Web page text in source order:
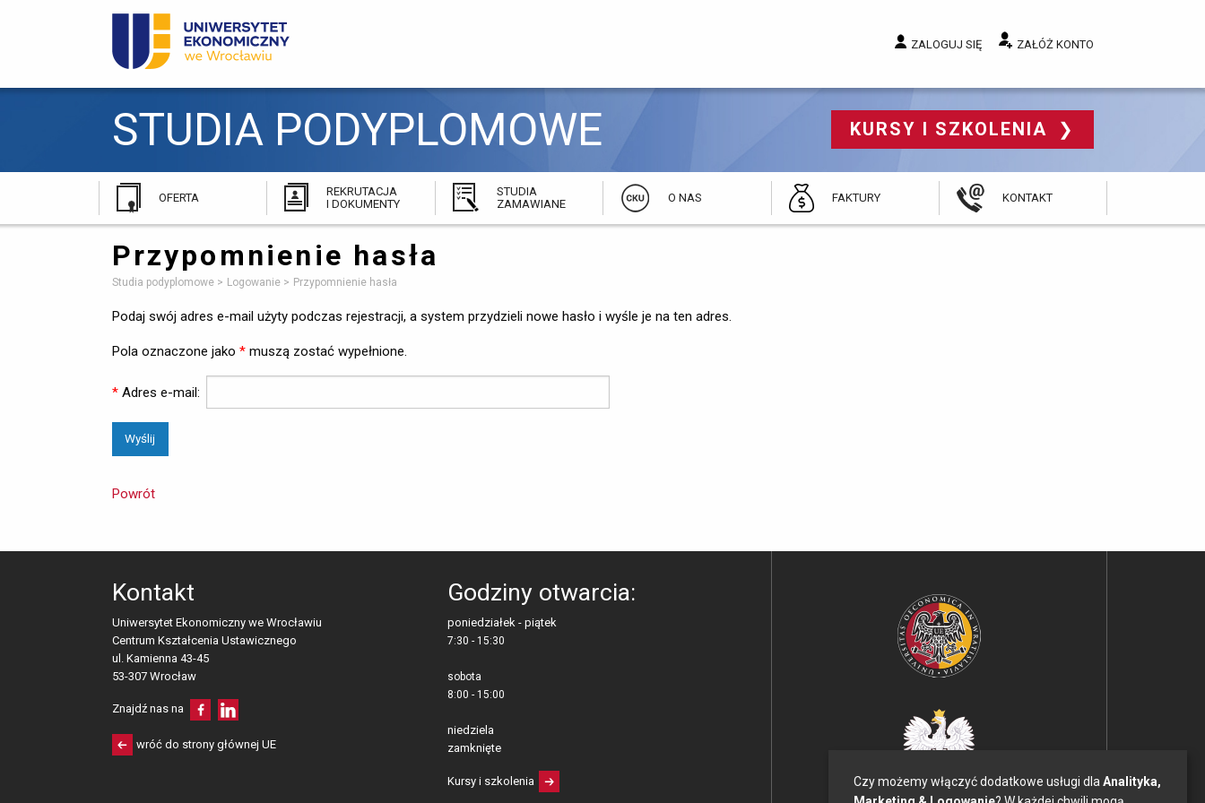
ZALOGUJ SIĘ ZAŁÓŻ KONTO
STUDIA PODYPLOMOWE KURSY I SZKOLENIA
OFERTA
REKRUTACJA
I DOKUMENTY
STUDIA
ZAMAWIANE
O NAS FAKTURY KONTAKT
Przypomnienie hasła
Studia podyplomowe Logowanie Przypomnienie hasła
Podaj swój adres e-mail użyty podczas rejestracji, a system przydzieli nowe hasło i wyśle je na ten adres.
Pola oznaczone jako *muszą zostać wypełnione.
Adres e-mail:
Powrót
Kontakt
Uniwersytet Ekonomiczny we Wrocławiu
Centrum Kształcenia Ustawicznego
ul. Kamienna 43-45
53-307 Wrocław
Znajdź nas na
wróć do strony głównej UE
Godziny otwarcia:
poniedziałek - piątek
7:30 - 15:30
sobota
8:00 - 15:00
niedziela
zamknięte
Kursy i szkolenia Czy możemy włączyć dodatkowe usługi dla Analityka,